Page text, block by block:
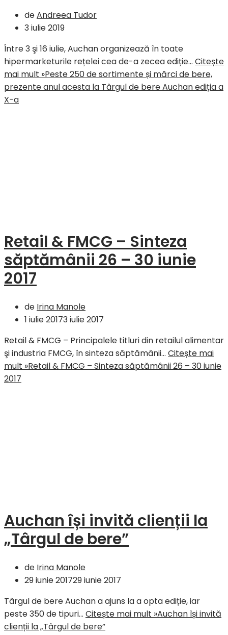
deAndreea Tudor
3 iulie 2019
Între 3 şi 16 iulie, Auchan organizează în toate
hipermarketurile rețelei cea de-a zecea ediție… Citește
mai mult »Peste 250 de sortimente și mărci de bere,
prezente anul acesta la Târgul de bere Auchan ediția a
X-a
Retail & FMCG – Sinteza
săptămânii 26 – 30 iunie
2017
de Irina Manole
1 iulie 20173 iulie 2017
Retail & FMCG – Principalele titluri din retailul alimentar
şi industria FMCG, în sinteza săptămânii… Citește mai
mult »Retail & FMCG – Sinteza săptămânii 26 – 30 iunie
2017
Auchan își invită clienții la
„Târgul de bere”
de Irina Manole
29 iunie 201729 iunie 2017
Târgul de bere Auchan a ajuns la a opta ediție, iar
peste 350 de tipuri… Citește mai mult »Auchan își invită
clienții la „Târgul de bere”